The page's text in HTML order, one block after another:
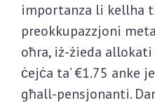
importanza li kellha
preokkupazzjoni
oħra, iż-żieda
ċejċa ta’ €1.75 anke
għall-pensjonanti.